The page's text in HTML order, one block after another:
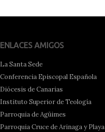
ENLACES AMIGOS
La Santa Sede
Conferencia Episcopal Española
Diócesis de Canarias
Instituto Superior de Teología
Parroquia de Agüimes
Parroquia Cruce de Arinaga y Playa